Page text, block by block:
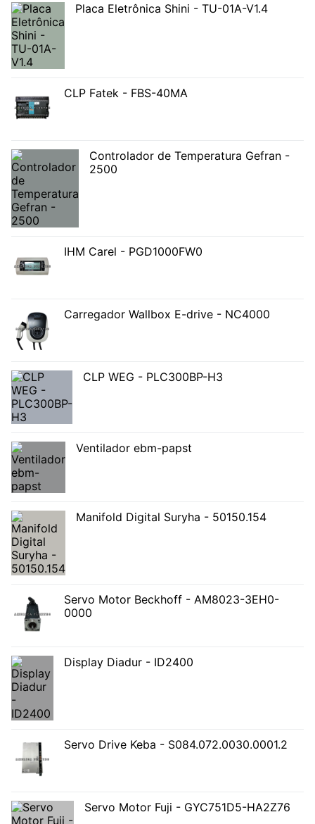
Placa Eletrônica Shini - TU-01A-V1.4
CLP Fatek - FBS-40MA
Controlador de Temperatura Gefran -
2500
IHM Carel - PGD1000FW0
Carregador Wallbox E-drive - NC4000
CLP WEG - PLC300BP-H3
Ventilador ebm-papst
Manifold Digital Suryha - 50150.154
Servo Motor Beckhoff - AM8023-3EH0-
0000
Display Diadur - ID2400
Servo Drive Keba - S084.072.0030.0001.2
Servo Motor Fuji - GYC751D5-HA2Z76